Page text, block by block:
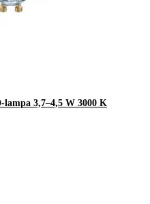
lampa 3,7–4,5 W 3000 K